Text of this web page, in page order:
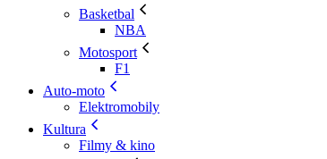
Basketbal
NBA
Motosport
F1
Auto-moto
Elektromobily
Kultura
Filmy & kino